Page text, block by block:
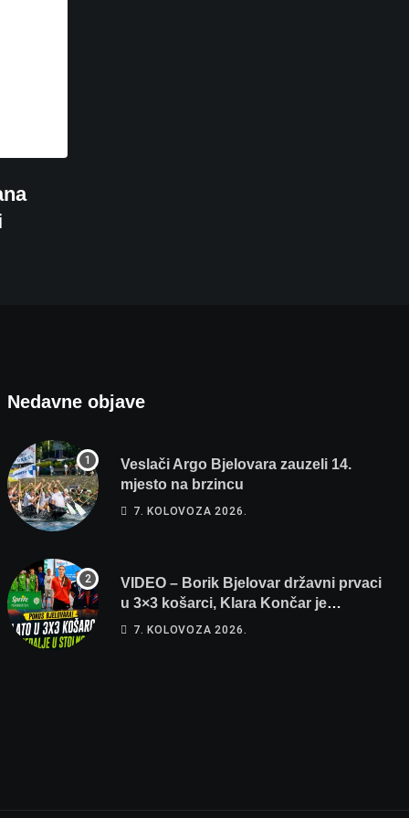
Nedavne objave
Veslači Argo Bjelovara zauzeli 14.
mjesto na brzincu
7. KOLOVOZA 2026.
VIDEO – Borik Bjelovar državni prvaci
u 3×3 košarci, Klara Končar je
prvakinja Hrvatske u stolnom tenisu!
7. KOLOVOZA 2026.